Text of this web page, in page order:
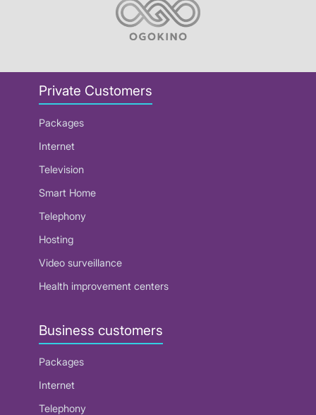
Private Customers
Packages
Internet
Television
Smart Home
Telephony
Hosting
Video surveillance
Health improvement centers
Business customers
Packages
Internet
Telephony